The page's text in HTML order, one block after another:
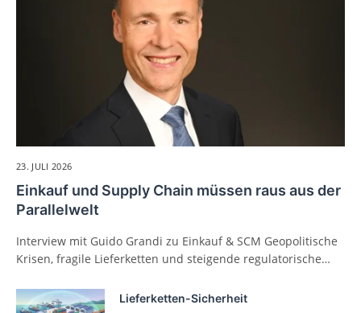
23. JULI 2026
Einkauf und Supply Chain müssen raus aus der
Parallelwelt
Interview mit Guido Grandi zu Einkauf & SCM Geopolitische
Krisen, fragile Lieferketten und steigende regulatorische…
Lieferketten-Sicherheit